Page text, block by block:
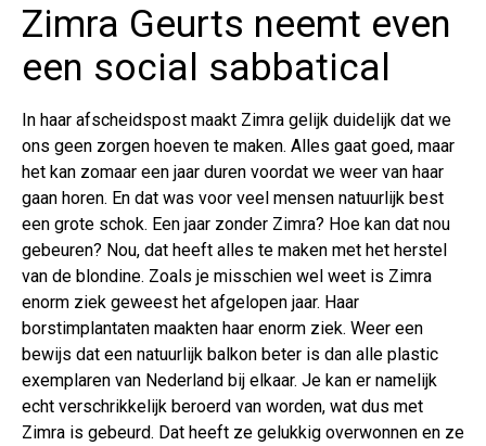
Zimra Geurts neemt even
een social sabbatical
In haar afscheidspost maakt Zimra gelijk duidelijk dat we
ons geen zorgen hoeven te maken. Alles gaat goed, maar
het kan zomaar een jaar duren voordat we weer van haar
gaan horen. En dat was voor veel mensen natuurlijk best
een grote schok. Een jaar zonder Zimra? Hoe kan dat nou
gebeuren? Nou, dat heeft alles te maken met het herstel
van de blondine. Zoals je misschien wel weet is Zimra
enorm ziek geweest het afgelopen jaar. Haar
borstimplantaten maakten haar enorm ziek. Weer een
bewijs dat een natuurlijk balkon beter is dan alle plastic
exemplaren van Nederland bij elkaar. Je kan er namelijk
echt verschrikkelijk beroerd van worden, wat dus met
Zimra is gebeurd. Dat heeft ze gelukkig overwonnen en ze